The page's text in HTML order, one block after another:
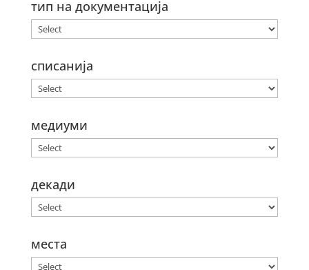
тип на документација
списанија
медиуми
декади
места